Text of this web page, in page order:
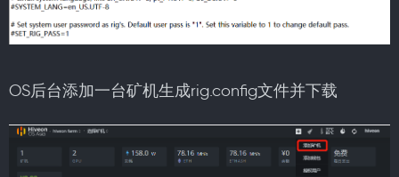
OS后台添加一台矿机生成rig.config文件并下载